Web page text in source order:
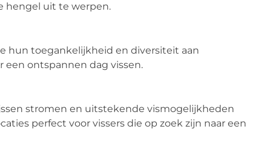
hengel uit te werpen.
hun toegankelijkheid en diversiteit aan
een ontspannen dag vissen.
stromen en uitstekende vismogelijkheden
perfect voor vissers die op zoek zijn naar een